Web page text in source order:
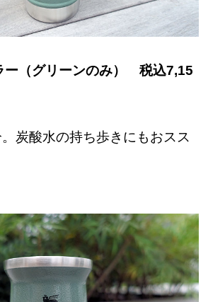
（グリーンのみ） 税込7,15
炭酸水の持ち歩きにもおスス